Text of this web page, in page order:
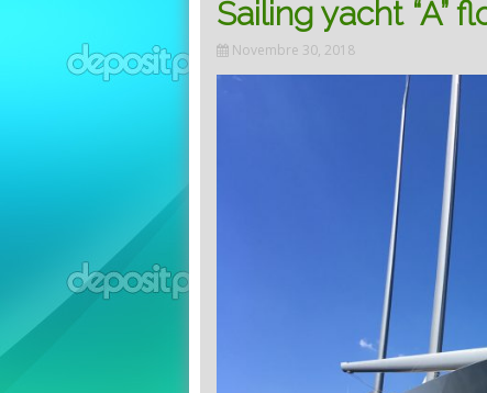
Sailing yacht “A”
Novembre 30, 2018